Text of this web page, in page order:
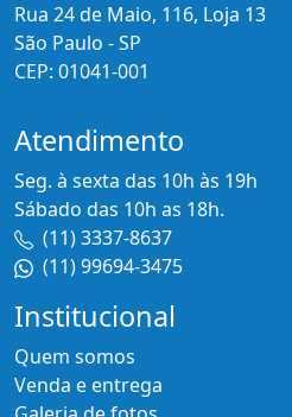
Rua 24 de Maio, 116, Loja 13
São Paulo - SP
CEP: 01041-001
Atendimento
Seg. à sexta das 10h às 19h
Sábado das 10h as 18h.
(11) 3337-8637
(11) 99694-3475
Institucional
Quem somos
Venda e entrega